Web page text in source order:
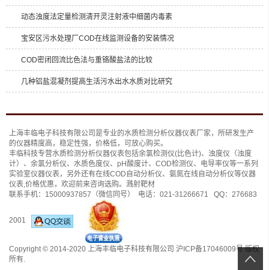
动态浊度法定量检测清开灵注射液中细菌内毒素
宝安区污水处理厂COD在线监测设备的安装情况
COD密闭回流比色法与重铬酸盐法的比较
几种铝盐混凝剂提高生活污水出水水质对比研究
上海丰临电子科技有限公司是专业的水质检测分析仪器仪表厂家，所研发生产
的仪器精度高，稳定性强，价格低，可放心购买。
丰临科技专营水质检测分析仪器仪表包括余氯检测仪(比色计)、 浊度仪（浊度
计） 、 余氯分析仪、 水质色度仪、 pH酸度计、 COD检测仪、 电导率仪等一系列
实验室仪器仪表，另外还有在线COD自动分析仪、 氨氮在线自动分析仪等仪器
仪表,价格优惠，欢迎前来咨询选购。 溅射靶材
联系手机： 15000937857 （微信同号） 电话： 021-31266671 QQ： 276683
2001
Copyright © 2014-2020 上海丰临电子科技有限公司 沪ICP备17046009号版权
所有.